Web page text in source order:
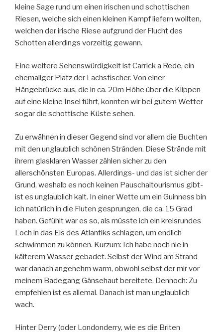
kleine Sage rund um einen irischen und schottischen
Riesen, welche sich einen kleinen Kampf liefern wollten,
welchen der irische Riese aufgrund der Flucht des
Schotten allerdings vorzeitig gewann.
Eine weitere Sehenswürdigkeit ist Carrick a Rede, ein
ehemaliger Platz der Lachsfischer. Von einer
Hängebrücke aus, die in ca. 20m Höhe über die Klippen
auf eine kleine Insel führt, konnten wir bei gutem Wetter
sogar die schottische Küste sehen.
Zu erwähnen in dieser Gegend sind vor allem die Buchten
mit den unglaublich schönen Stränden. Diese Strände mit
ihrem glasklaren Wasser zählen sicher zu den
allerschönsten Europas. Allerdings- und das ist sicher der
Grund, weshalb es noch keinen Pauschaltourismus gibt-
ist es unglaublich kalt. In einer Wette um ein Guinness bin
ich natürlich in die Fluten gesprungen, die ca. 15 Grad
haben. Gefühlt war es so, als müsste ich ein kreisrundes
Loch in das Eis des Atlantiks schlagen, um endlich
schwimmen zu können. Kurzum: Ich habe noch nie in
kälterem Wasser gebadet. Selbst der Wind am Strand
war danach angenehm warm, obwohl selbst der mir vor
meinem Badegang Gänsehaut bereitete. Dennoch: Zu
empfehlen ist es allemal. Danach ist man unglaublich
wach.
Hinter Derry (oder Londonderry, wie es die Briten